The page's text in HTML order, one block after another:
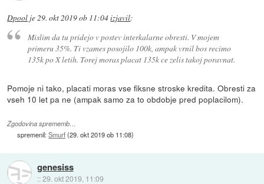
Dpool je29. okt 2019 ob 11:04izjavil:
Mislim da tu pridejo v postev interkalarne obresti. V mojem
primeru 35%. Ti vzames posojilo 100k, ampak vrnil bos recimo
135k po X letih. Torej moras placat 135k ce zelis takoj poravnat.
Pomoje ni tako, placati moras vse fiksne stroske kredita. Obresti za
vseh 10 let pa ne (ampak samo za to obdobje pred poplacilom).
Zgodovina sprememb…
spremenil:Smurf(29. okt 2019 ob 11:08)
genesiss
::29. okt 2019, 11:09